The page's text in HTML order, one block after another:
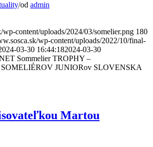
/od admin
content/uploads/2024/03/somelier.png 180
wp-content/uploads/2022/10/final-
03-30 16:44:182024-03-30
Sommelier TROPHY –
JUNIORov SLOVENSKA
Martou